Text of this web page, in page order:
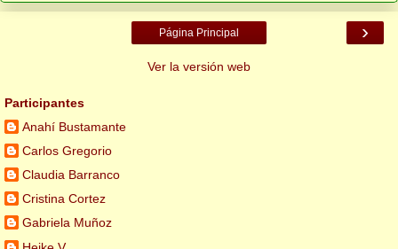
›
Página Principal
Ver la versión web
Participantes
Anahí Bustamante
Carlos Gregorio
Claudia Barranco
Cristina Cortez
Gabriela Muñoz